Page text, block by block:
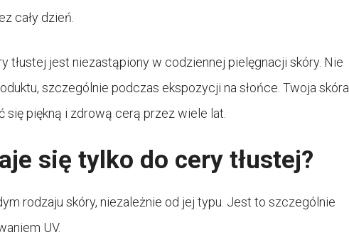
cały dzień.
tłustej jest niezastąpiony w codziennej pielęgnacji skóry. Nie
szczególnie podczas ekspozycji na słońce. Twoja skóra
piękną i zdrową cerą przez wiele lat.
się tylko do cery tłustej?
rodzaju skóry, niezależnie od jej typu. Jest to szczególnie
UV.